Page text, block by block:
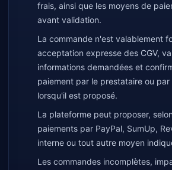
frais, ainsi que les moyens de
avant validation.
La commande n'est valablement
acceptation expresse des CGV,
informations demandées et
paiement par le prestataire ou
lorsqu'il est proposé.
La plateforme peut proposer,
paiements par PayPal, SumUp,
interne ou tout autre moyen
Les commandes incomplètes,